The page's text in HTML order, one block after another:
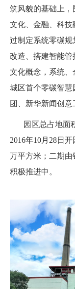
筑风貌的基础上，
文化、金融、科技
过制定系统零碳
改造、搭建智能
文化概念，系统
城区首个零碳智
团、新华新闻创意
园区总占地面积
2016年10月28日
万平方米；二期
积极推进中。